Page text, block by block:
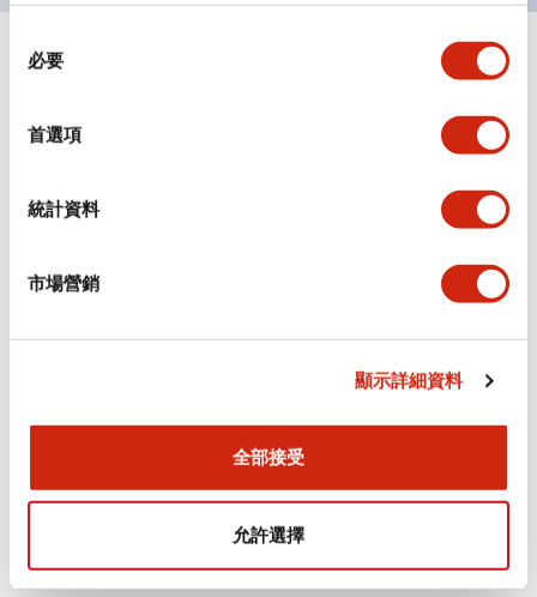
必要
首選項
統計資料
市場營銷
顯示詳細資料
全部接受
允許選擇
規格 顯示全部+
審美規範
使用說明書 CAD檔